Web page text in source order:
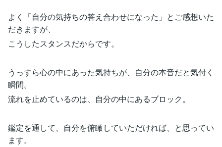
よく「自分の気持ちの答え合わせになった」とご感想いた
だきますが、
こうしたスタンスだからです。
うっすら心の中にあった気持ちが、自分の本音だと気付く
瞬間。
流れを止めているのは、自分の中にあるブロック。
鑑定を通して、自分を俯瞰していただければ、と思ってい
ます。